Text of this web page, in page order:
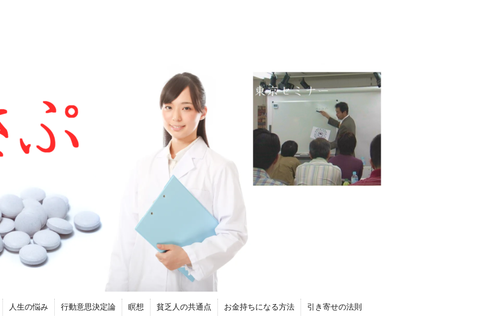
人生の悩み 行動意思決定論 瞑想 貧乏人の共通点 お金持ちになる方法
引き寄せの法則